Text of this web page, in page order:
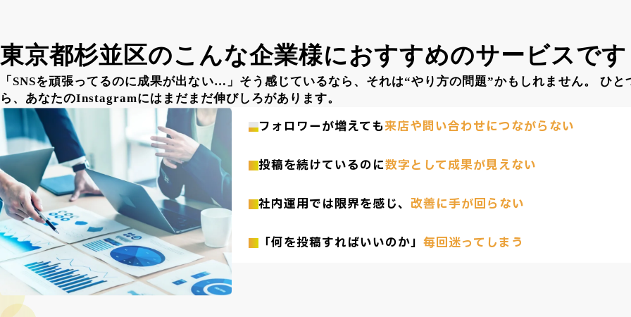
東京都杉並区のこんな企業様におすすめのサービスです
「SNSを頑張ってるのに成果が出ない…」そう感じているなら、それは“やり方の問題”かもしれません。 ひと
ら、あなたのInstagramにはまだまだ伸びしろがあります。
フォロワーが増えても来店や問い合わせにつながらない
投稿を続けているのに数字として成果が見えない
社内運用では限界を感じ、 改善に手が回らない
「何を投稿すればいいのか」 毎回迷ってしまう